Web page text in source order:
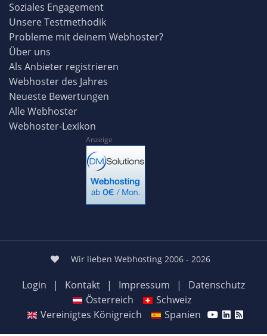
Soziales Engagement
Unsere Testmethodik
Probleme mit deinem Webhoster?
Über uns
Als Anbieter registrieren
Webhoster des Jahres
Neueste Bewertungen
Alle Webhoster
Webhoster-Lexikon
Anzeige
Wir lieben Webhosting 2006 - 2026
Login | Kontakt | Impressum |
Datenschutz
Österreich
Schweiz
Vereinigtes Königreich
Spanien